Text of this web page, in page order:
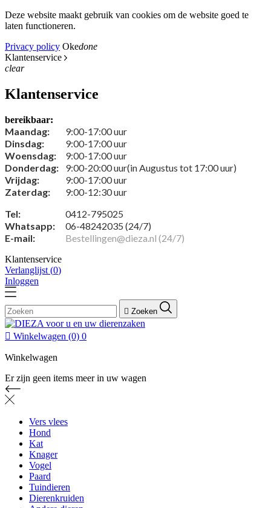
Deze website maakt gebruik van cookies om de website goed te
laten functioneren.
Privacy policy Okedone
Klantenservice
clear
Klantenservice
bereikbaar:
Maandag:
9:00-17:00 uur
Dinsdag:
9:00-17:00 uur
Woensdag:
9:00-17:00 uur
Donderdag:
9:00-20:00 uur(in Augustus tot 17:00 uur)
Vrijdag:
9:00-17:00 uur
Zaterdag:
9:00-12:30 uur
Tel:
0412-795025
Whatsapp:
06-48242035 (24/7)
E-mail:
Bestellingen@dieza.nl (24/7)
Klantenservice
Verlanglijst (0)
Inloggen
 Zoeken
 Winkelwagen (0) 0
Winkelwagen
Er zijn geen items meer in uw wagen
Vers vlees
Hond
Kat
Knager
Vogel
Paard
Tuindieren
Dierenkruiden